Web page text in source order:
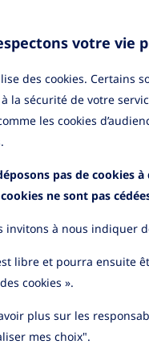
qualité
réclamations
des données
votre vie
des cookies. Certains
la sécurité de votre
les cookies
pas de cookies
cookies ne sont pas
invitons à nous indiquer
libre et pourra ensuite
cookies ».
plus sur les
mes choix".